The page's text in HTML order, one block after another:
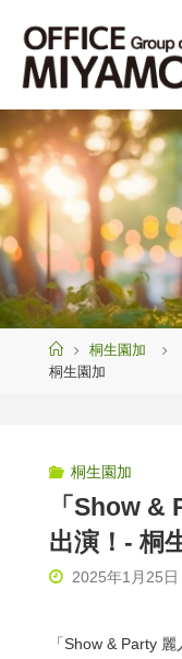
ツ
へ
ス
キ
ッ
プ
ホ
ー
桐生園加
桐生園加
桐生園加
「Show &
出演！- 桐
2025年1月25日
「Show & Party 麗